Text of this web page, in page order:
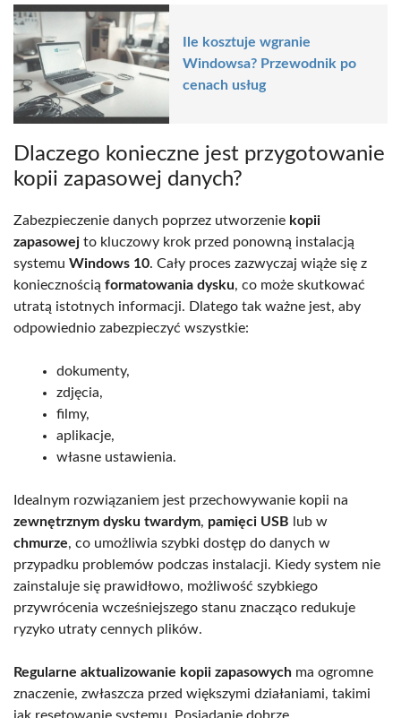
Ile kosztuje wgranie
Windowsa? Przewodnik po
cenach usług
Dlaczego konieczne jest przygotowanie
kopii zapasowej danych?
Zabezpieczenie danych poprzez utworzenie kopii
zapasowej to kluczowy krok przed ponowną instalacją
systemu Windows 10. Cały proces zazwyczaj wiąże się z
koniecznością formatowania dysku, co może skutkować
utratą istotnych informacji. Dlatego tak ważne jest, aby
odpowiednio zabezpieczyć wszystkie:
dokumenty,
zdjęcia,
filmy,
aplikacje,
własne ustawienia.
Idealnym rozwiązaniem jest przechowywanie kopii na
zewnętrznym dysku twardym, pamięci USB lub w
chmurze, co umożliwia szybki dostęp do danych w
przypadku problemów podczas instalacji. Kiedy system nie
zainstaluje się prawidłowo, możliwość szybkiego
przywrócenia wcześniejszego stanu znacząco redukuje
ryzyko utraty cennych plików.
Regularne aktualizowanie kopii zapasowych ma ogromne
znaczenie, zwłaszcza przed większymi działaniami, takimi